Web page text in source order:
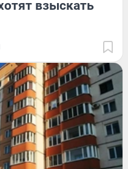
взыскать